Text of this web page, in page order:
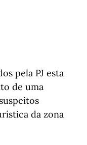
pela PJ esta
de uma
da zona